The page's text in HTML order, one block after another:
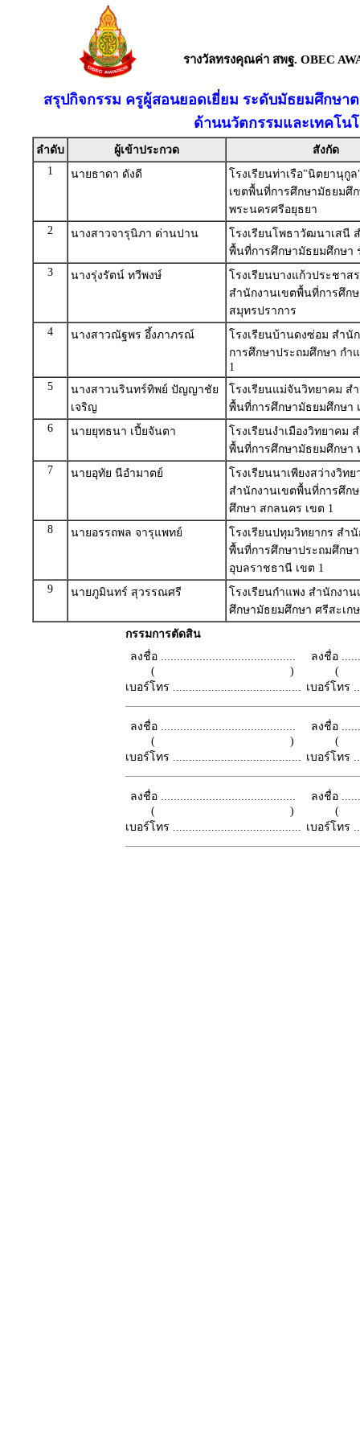
รางวัลทรงคุณค่า สพฐ. OBEC
สรุปกิจกรรม ครูผู้สอนยอดเยี่ยม ระดับมัธยมศึกษา
ด้านนวัตกรรมและเทคโน
ลำดับ ผู้เข้าประกวด
สังกัด
1
นายธาดา ดังดี
โรงเรียนท่าเรือ"นิตยานุกู
เขตพื้นที่การศึกษามัธยมศึ
พระนครศรีอยุธยา
2
นางสาวจารุนิภา ด่านปาน
โรงเรียนโพธาวัฒนาเสนี
พื้นที่การศึกษามัธยมศึกษา
3
นางรุ่งรัตน์ ทวีพงษ์
โรงเรียนบางแก้วประชาส
สำนักงานเขตพื้นที่การศึก
สมุทรปราการ
4
นางสาวณัฐพร อึ้งภาภรณ์
โรงเรียนบ้านดงซ่อม สำนั
การศึกษาประถมศึกษา กำ
1
5
นางสาวนรินทร์ทิพย์ ปัญญาชัย
เจริญ
โรงเรียนแม่จันวิทยาคม ส
พื้นที่การศึกษามัธยมศึกษา
6
นายยุทธนา เปี้ยจันตา
โรงเรียนงำเมืองวิทยาคม
พื้นที่การศึกษามัธยมศึกษา
7
นายอุทัย นีอำมาตย์
โรงเรียนนาเพียงสว่างวิท
สำนักงานเขตพื้นที่การศึก
ศึกษา สกลนคร เขต 1
8
นายอรรถพล จารุแพทย์
โรงเรียนปทุมวิทยากร สำ
พื้นที่การศึกษาประถมศึกษา
อุบลราชธานี เขต 1
9
นายภูมินทร์ สุวรรณศรี
โรงเรียนกำแพง สำนักงา
ศึกษามัธยมศึกษา ศรีสะเก
กรรมการตัดสิน
ลงชื่อ ..........................................
( )
เบอร์โทร ........................................
ลงชื่อ
เบอร์โทร
ลงชื่อ ..........................................
( )
เบอร์โทร ........................................
ลงชื่อ
เบอร์โทร
ลงชื่อ ..........................................
( )
เบอร์โทร ........................................
ลงชื่อ
เบอร์โทร